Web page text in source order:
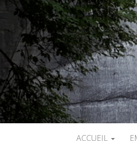
ACCUEIL